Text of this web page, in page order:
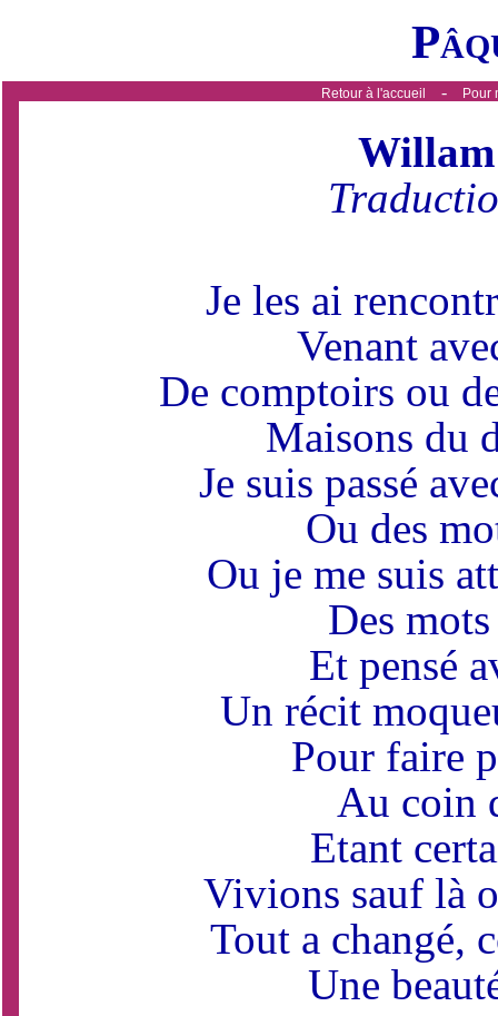
Retour à l'accueil - Pour
Willam
Je les ai
Venant
De comptoirs ou
Maisons du
Je suis passé
Ou des
Ou je me suis
Des
Et pensé
Un récit
Pour faire
Au coin
Etant
Vivions sauf là
Tout a changé,
Une